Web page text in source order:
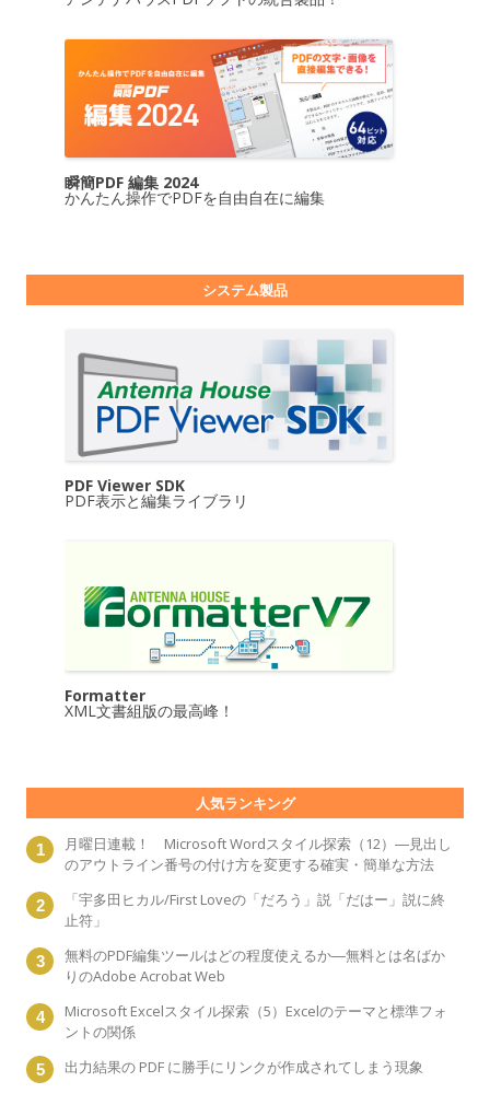
瞬簡PDF 編集 2024
かんたん操作でPDFを自由自在に編集
システム製品
PDF Viewer SDK
PDF表示と編集ライブラリ
Formatter
XML文書組版の最高峰！
人気ランキング
月曜日連載！ Microsoft Wordスタイル探索（12）―見出し
のアウトライン番号の付け方を変更する確実・簡単な方法
「宇多田ヒカル/First Loveの「だろう」説「だはー」説に終
止符」
無料のPDF編集ツールはどの程度使えるか―無料とは名ばか
りのAdobe Acrobat Web
Microsoft Excelスタイル探索（5）Excelのテーマと標準フォ
ントの関係
出力結果の PDF に勝手にリンクが作成されてしまう現象